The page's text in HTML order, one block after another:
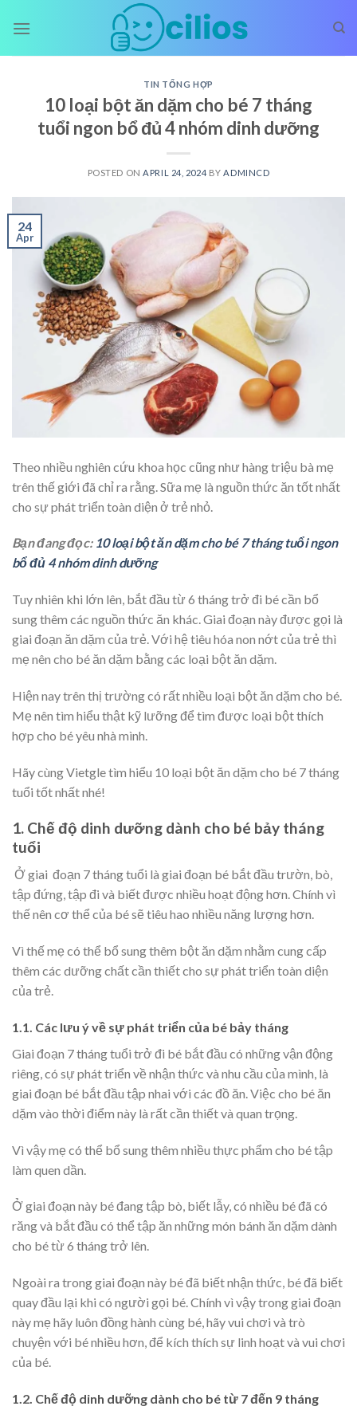
TIN TỔNG HỢP
10 loại bột ăn dặm cho bé 7 tháng
tuổi ngon bổ đủ 4 nhóm dinh dưỡng
POSTED ON APRIL 24, 2024 BY ADMINCD
24
Apr
Theo nhiều nghiên cứu khoa học cũng như hàng triệu bà mẹ
trên thế giới đã chỉ ra rằng. Sữa mẹ là nguồn thức ăn tốt nhất
cho sự phát triển toàn diện ở trẻ nhỏ.
Bạn đang đọc: 10 loại bột ăn dặm cho bé 7 tháng tuổi ngon
bổ đủ 4 nhóm dinh dưỡng
Tuy nhiên khi lớn lên, bắt đầu từ 6 tháng trở đi bé cần bổ
sung thêm các nguồn thức ăn khác. Giai đoạn này được gọi là
giai đoạn ăn dặm của trẻ. Với hệ tiêu hóa non nớt của trẻ thì
mẹ nên cho bé ăn dặm bằng các loại bột ăn dặm.
Hiện nay trên thị trường có rất nhiều loại bột ăn dặm cho bé.
Mẹ nên tìm hiểu thật kỹ lưỡng để tìm được loại bột thích
hợp cho bé yêu nhà mình.
Hãy cùng Vietgle tìm hiểu 10 loại bột ăn dặm cho bé 7 tháng
tuổi tốt nhất nhé!
1. Chế độ dinh dưỡng dành cho bé bảy tháng
tuổi
Ở giai đoạn 7 tháng tuổi là giai đoạn bé bắt đầu trườn, bò,
tập đứng, tập đi và biết được nhiều hoạt động hơn. Chính vì
thế nên cơ thể của bé sẽ tiêu hao nhiều năng lượng hơn.
Vì thế mẹ có thể bổ sung thêm bột ăn dặm nhằm cung cấp
thêm các dưỡng chất cần thiết cho sự phát triển toàn diện
của trẻ.
1.1. Các lưu ý về sự phát triển của bé bảy tháng
Giai đoạn 7 tháng tuổi trở đi bé bắt đầu có những vận động
riêng, có sự phát triển về nhận thức và nhu cầu của mình, là
giai đoạn bé bắt đầu tập nhai với các đồ ăn. Việc cho bé ăn
dặm vào thời điểm này là rất cần thiết và quan trọng.
Vì vậy mẹ có thể bổ sung thêm nhiều thực phẩm cho bé tập
làm quen dần.
Ở giai đoạn này bé đang tập bò, biết lẫy, có nhiều bé đã có
răng và bắt đầu có thể tập ăn những món bánh ăn dặm dành
cho bé từ 6 tháng trở lên.
Ngoài ra trong giai đoạn này bé đã biết nhận thức, bé đã biết
quay đầu lại khi có người gọi bé. Chính vì vậy trong giai đoạn
này mẹ hãy luôn đồng hành cùng bé, hãy vui chơi và trò
chuyện với bé nhiều hơn, để kích thích sự linh hoạt và vui chơi
của bé.
1.2. Chế độ dinh dưỡng dành cho bé từ 7 đến 9 tháng